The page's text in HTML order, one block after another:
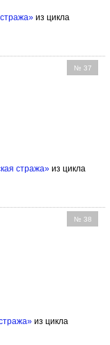
из цикла
№ 37
стража» из цикла
№ 38
из цикла